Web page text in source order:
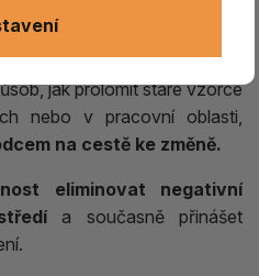
při meditacích.
poskytuje silnoupsychickou
jak prolomit staré vzorce
nebo v pracovní oblasti,
na cestě ke změně.
eliminovat negativní
a současně přinášet